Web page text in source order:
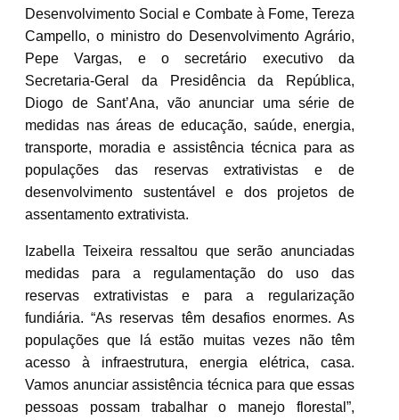
Desenvolvimento Social e Combate à Fome, Tereza
Campello, o ministro do Desenvolvimento Agrário,
Pepe Vargas, e o secretário executivo da
Secretaria-Geral da Presidência da República,
Diogo de Sant’Ana, vão anunciar uma série de
medidas nas áreas de educação, saúde, energia,
transporte, moradia e assistência técnica para as
populações das reservas extrativistas e de
desenvolvimento sustentável e dos projetos de
assentamento extrativista.
Izabella Teixeira ressaltou que serão anunciadas
medidas para a regulamentação do uso das
reservas extrativistas e para a regularização
fundiária. “As reservas têm desafios enormes. As
populações que lá estão muitas vezes não têm
acesso à infraestrutura, energia elétrica, casa.
Vamos anunciar assistência técnica para que essas
pessoas possam trabalhar o manejo florestal”,